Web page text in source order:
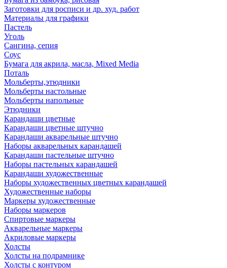
Заготовки для росписи и др. худ. работ
Материалы для графики
Пастель
Уголь
Сангина, сепия
Соус
Бумага для акрила, масла, Mixed Media
Поталь
Мольберты,этюдники
Мольберты настольные
Мольберты напольные
Этюдники
Карандаши цветные
Карандаши цветные штучно
Карандаши акварельные штучно
Наборы акварельных карандашей
Карандаши пастельные штучно
Наборы пастельных карандашей
Карандаши художественные
Наборы художественных цветных карандашей
Художественные наборы
Маркеры художественные
Наборы маркеров
Спиртовые маркеры
Акварельные маркеры
Акриловые маркеры
Холсты
Холсты на подрамнике
Холсты с контуром